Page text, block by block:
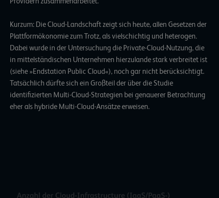
Kurzum: Die Cloud-Landschaft zeigt sich heute, allen Gesetzen der
Plattformökonomie zum Trotz, als vielschichtig und heterogen.
Dabei wurde in der Untersuchung die Private-Cloud-Nutzung, die
in mittelständischen Unternehmen hierzulande stark verbreitet ist
(siehe »Endstation Public Cloud«), noch gar nicht berücksichtigt.
Tatsächlich dürfte sich ein Großteil der über die Studie
identifizierten Multi-Cloud-Strategien bei genauerer Betrachtung
eher als hybride Multi-Cloud-Ansätze erweisen.